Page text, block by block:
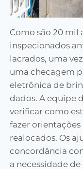
Como são 20 mil
inspecionados
lacrados, uma
uma checagem
eletrônica de
dados. A equipe
verificar como
fazer orientações
realocados. Os
concordância
a necessidade